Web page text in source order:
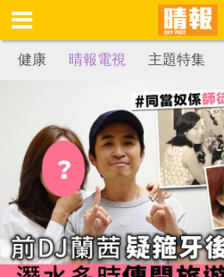
健康 晴報電視 主題特集